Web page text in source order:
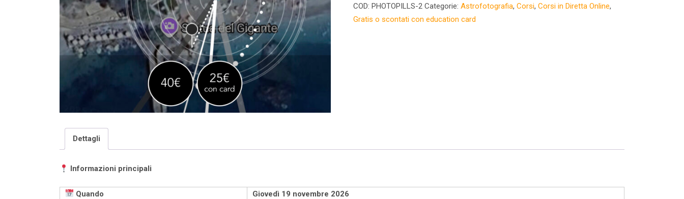
quantità
COD:PHOTOPILLS-2 Categorie:Astrofotografia,Corsi,Corsi in Diretta Online,
Gratis o scontati con education card
Dettagli
Informazioni principali
Quando
Giovedì 19 novembre 2026